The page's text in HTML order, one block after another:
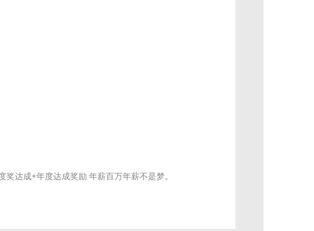
达成+年度达成奖励 年薪百万年薪不是梦。